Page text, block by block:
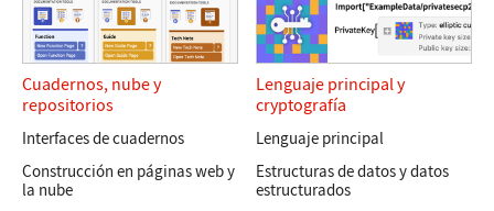
Cuadernos, nubey
repositorios
Interfaces de cuadernos
Construcción en páginas web y
la nube
Lenguaje principal y
cryptografía
Lenguaje principal
Estructuras de datos y datos
estructurados